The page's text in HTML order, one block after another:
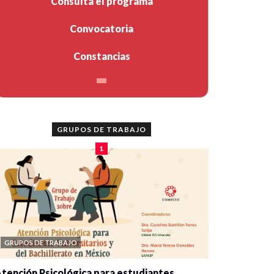
Convocatoria
Constancias
GRUPOS DE TRABAJO
1
GRUPOS DE TRABAJO